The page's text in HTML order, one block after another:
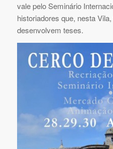
vale pelo Seminário
historiadores que, nesta
desenvolvem teses.